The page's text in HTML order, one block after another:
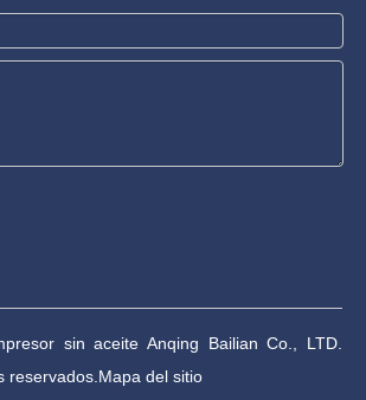
sin aceite Anqing Bailian Co., LTD.
reservados.Mapa del sitio